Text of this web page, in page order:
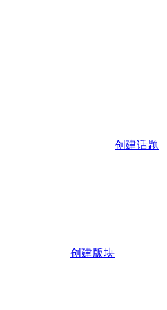
创建话题
创建版块